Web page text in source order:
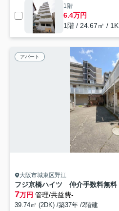
1階
6.4万円
1階 / 24.67㎡ / 1K
アパート
大阪市城東区野江
フジ京橋ハイツ 仲介手数料無料
7万円 管理/共益費-
39.74㎡ (2DK) /築37年 /2階建